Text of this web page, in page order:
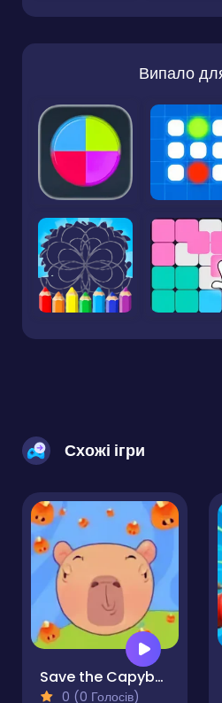
Випало
Схожі ігри
Save the Capybara
0 (0 Голосів)